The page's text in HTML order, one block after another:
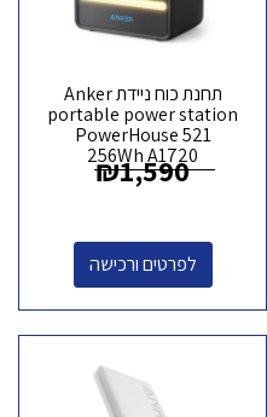
תחנת כוח ניידת Anker
portable power station
PowerHouse 521
256Wh A1720
₪1,590
לפרטים ורכישה